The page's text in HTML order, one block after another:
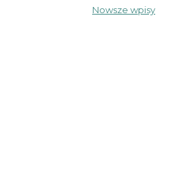
Nowsze wpisy